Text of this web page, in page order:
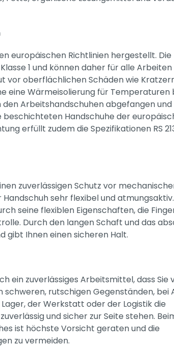
europäischen Richtlinien hergestellt. Die
1 und können daher für alle
vor oberflächlichen Schäden wie
Wärmeisolierung für Temperaturen
Arbeitshandschuhen abgefangen
Handschuhe der
erfüllt zudem die Spezifikationen RS
zuverlässigen Schutz vor
sehr flexibel und
seine flexiblen Eigenschaften, die
Durch den langen Schaft und das
gibt Ihnen einen sicheren Halt.
ein zuverlässiges Arbeitsmittel, dass Sie
schweren, rutschigen Gegenständen, bei
der Werkstatt oder der Logistik die
und sicher zur Seite stehen.
ist höchste Vorsicht geraten und die
zu vermeiden.